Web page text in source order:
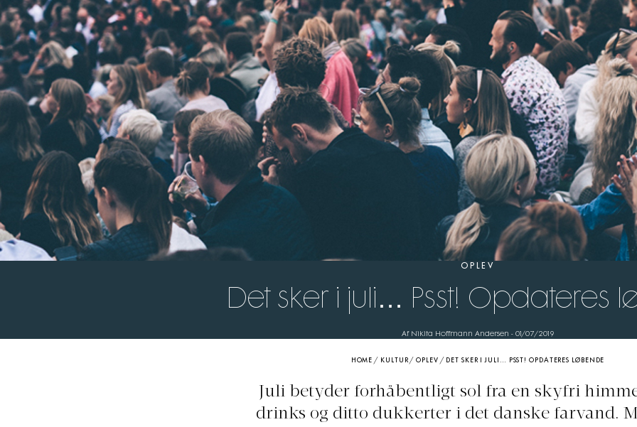
OPLEV
Det sker i juli… Psst! Opdateres
Af Nikita Hoffmann Andersen - 01/07/2019
HOME / KULTUR/OPLEV / DET SKER I JULI… PSST! OPDATERES LØBENDE
Juli betyder forhåbentligt sol fra en skyfri
drinks og ditto dukkerter i det danske farvand.